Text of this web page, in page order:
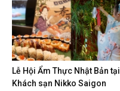
Lễ Hội Ẩm Thực Nhật Bản tại
Khách sạn Nikko Saigon